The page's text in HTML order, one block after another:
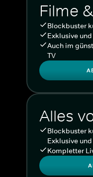
Filme
Blockbuster
Exklusive
Auch im
TV
Alles
Blockbuster
Exklusive
Kompletter